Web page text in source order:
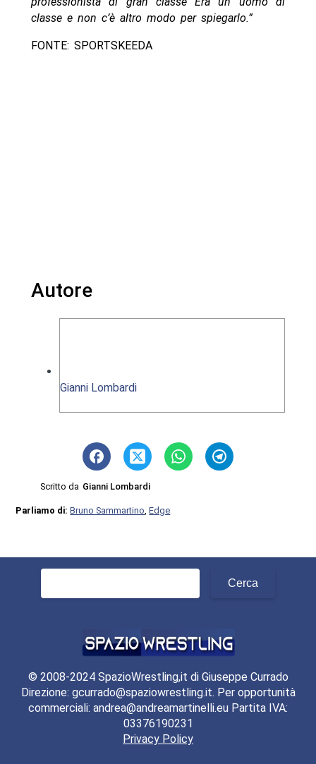
classe e non c’è altro modo per spiegarlo.”
FONTE: SPORTSKEEDA
Autore
Gianni Lombardi
Scritto da Gianni Lombardi
Parliamo di:Bruno Sammartino,Edge
Ricerca
© 2008-2024 SpazioWrestling,it di Giuseppe Currado
Direzione: gcurrado@spaziowrestling.it. Per opportunità
commerciali: andrea@andreamartinelli.eu Partita IVA:
03376190231
Privacy Policy